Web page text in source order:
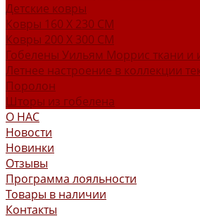
Детские ковры
Ковры 160 X 230 СМ
Ковры 200 X 300 СМ
Гобелены Уильям Моррис ткани и
Летнее настроение в коллекции
Поролон
Шторы из гобелена
О НАС
Новости
Новинки
Отзывы
Программа лояльности
Товары в наличии
Контакты